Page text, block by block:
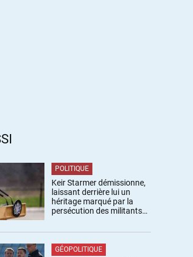
POLITIQUE
Keir Starmer démissionne,
laissant derrière lui un
héritage marqué par la
persécution des militants
GÉOPOLITIQUE